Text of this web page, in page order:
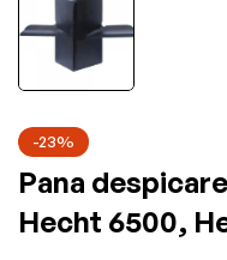
-23%
Pana
Hecht 6500,